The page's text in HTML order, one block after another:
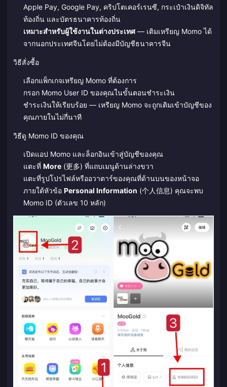
Apple Pay, Google Pay, คริปโตเคอร์เรนซี, กระเป๋าเงินดิจิทัล
ท้องถิ่น และบัตรธนาคารท้องถิ่น
เหมาะสำหรับผู้ใช้งานในต่างประเทศ— เติมเหรียญ Momo ได้
จากนอกประเทศจีนโดยไม่ต้องมีบัญชีธนาคารจีน
วิธีสั่งซื้อ
เลือกแพ็กเกจเหรียญ Momo ที่ต้องการ
กรอก Momo User ID ของคุณในขั้นตอนชำระเงิน
ชำระเงินให้เรียบร้อย — เหรียญ Momo จะถูกเติมเข้าบัญชีของ
คุณภายในไม่กี่นาที
วิธีดู Momo ID ของคุณ
เปิดแอป Momo และล็อกอินเข้าสู่บัญชีของคุณ
แตะที่ More(更多) ที่แถบเมนูด้านล่างขวา
แตะที่รูปโปรไฟล์หรืออวาตาร์ของคุณที่ด้านบนของหน้าจอ
ภายใต้หัวข้อ Personal Information (个人信息) คุณจะพบ
Momo ID (ตัวเลข 10 หลัก)